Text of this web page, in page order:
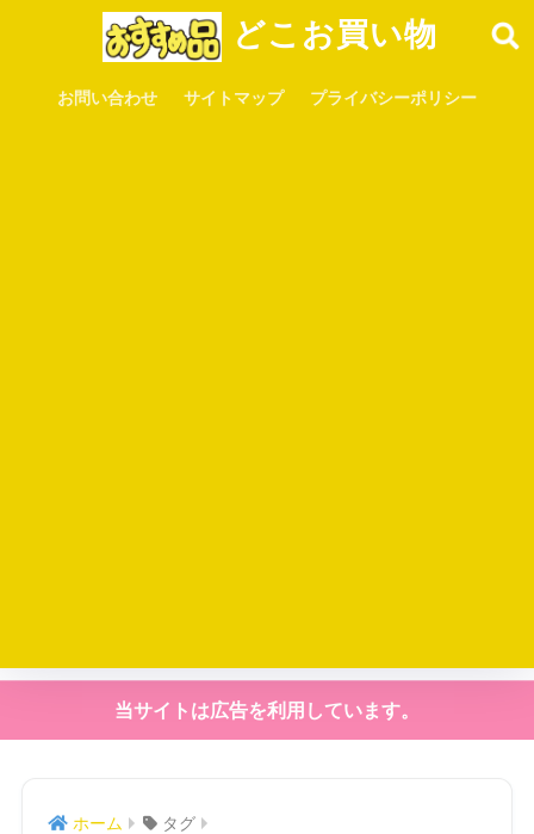
どこお買い物
お問い合わせ サイトマップ プライバシーポリシー
当サイトは広告を利用しています。
ホーム タグ